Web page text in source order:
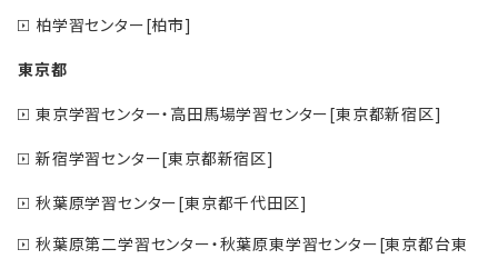
柏学習センター[柏市]
東京都
東京学習センター・高田馬場学習センター[東京都新宿区]
新宿学習センター[東京都新宿区]
秋葉原学習センター[東京都千代田区]
秋葉原第二学習センター・秋葉原東学習センター[東京都台東